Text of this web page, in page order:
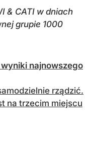
& CATI w dniach
grupie 1000
wyniki najnowszego
rządzić.
na trzecim miejscu